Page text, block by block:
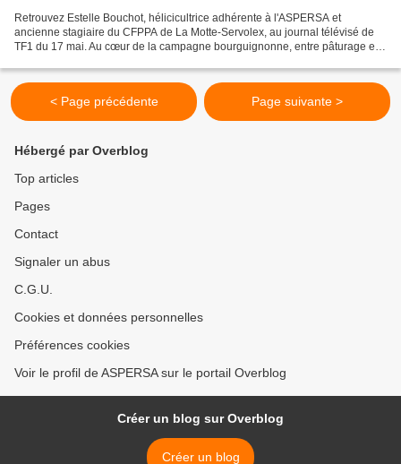
Retrouvez Estelle Bouchot, hélicicultrice adhérente à l'ASPERSA et
ancienne stagiaire du CFPPA de La Motte-Servolex, au journal télévisé de
TF1 du 17 mai. Au cœur de la campagne bourguignonne, entre pâturage et
< Page précédente Page suivante >
Hébergé par Overblog
Top articles
Pages
Contact
Signaler un abus
C.G.U.
Cookies et données personnelles
Préférences cookies
Voir le profil de ASPERSA sur le portail Overblog
Créer un blog sur Overblog
Créer un blog